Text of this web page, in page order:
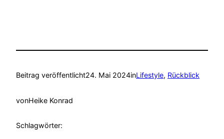
Beitrag veröffentlicht24. Mai 2024inLifestyle, Rückblick
vonHeike Konrad
Schlagwörter: